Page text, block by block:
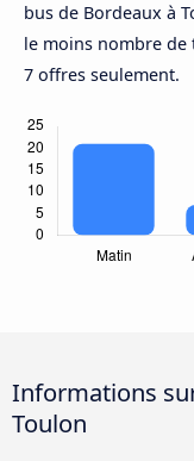
bus de Bordeaux à
le moins nombre de
7 offres seulement.
Informations
Toulon